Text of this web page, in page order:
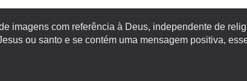
imagens com referência à Deus, independente de
ou santo e se contém uma mensagem positiva,